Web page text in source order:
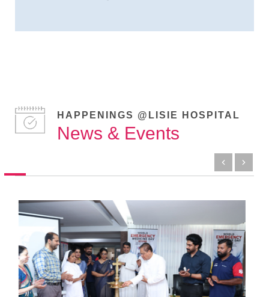
HAPPENINGS @LISIE HOSPITAL
News & Events